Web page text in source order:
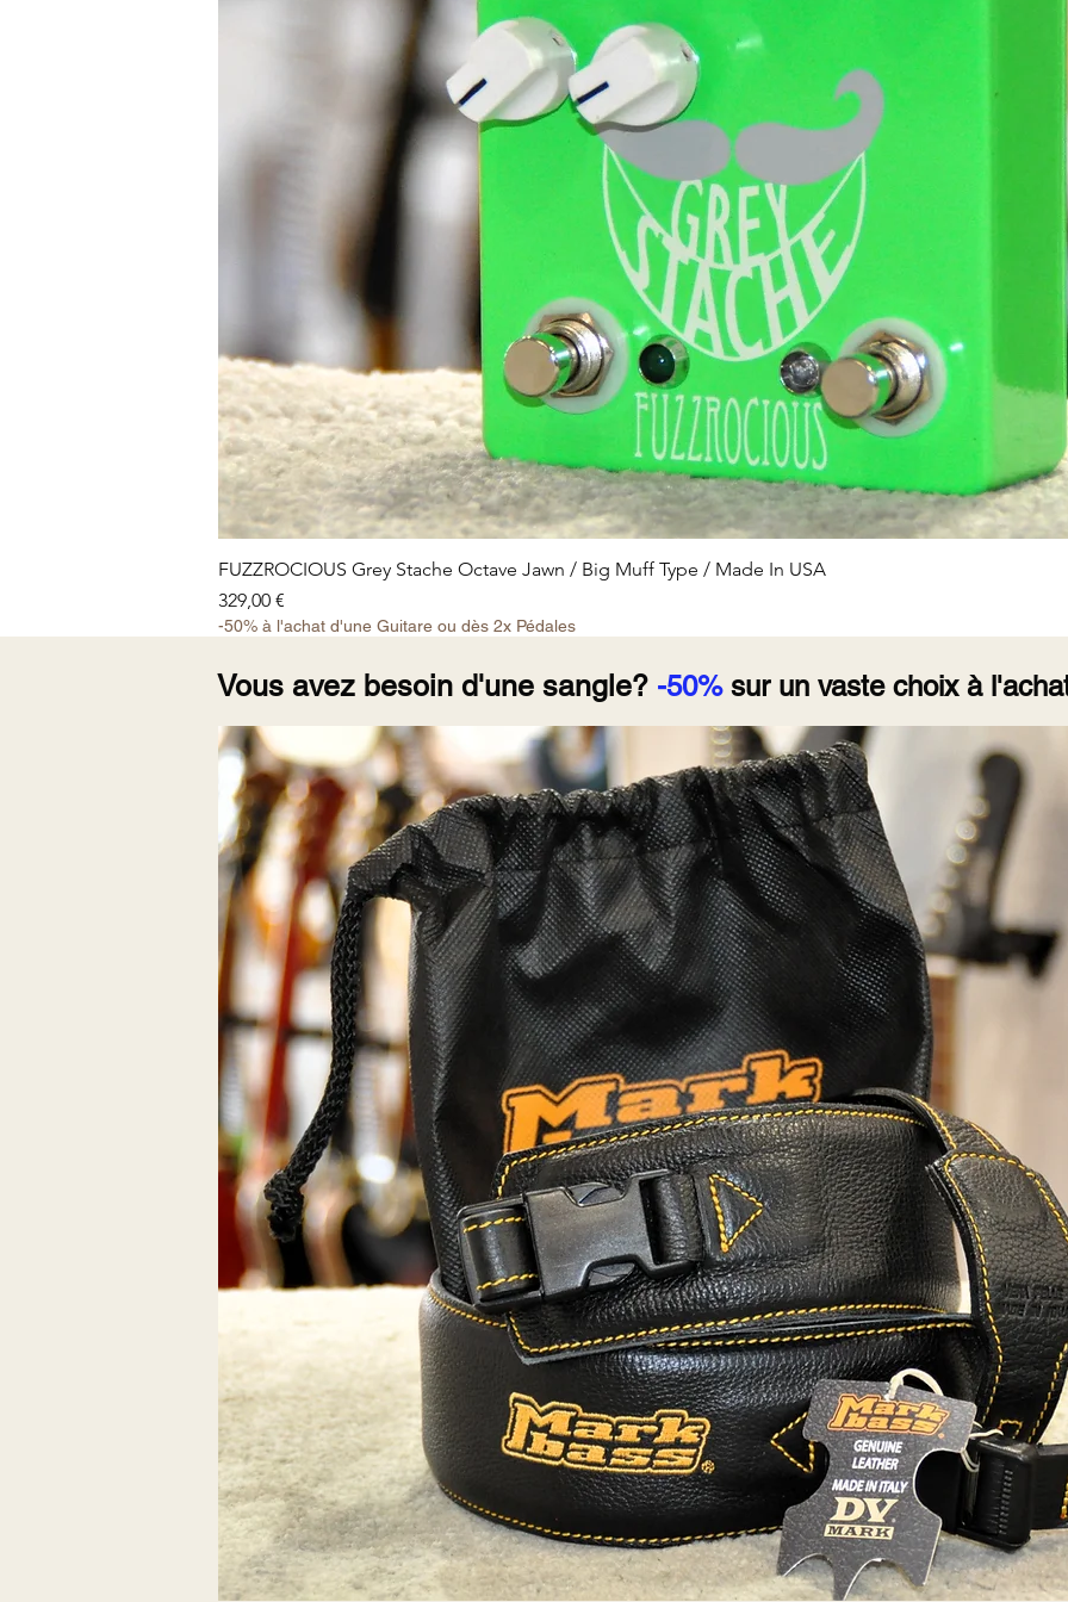
conditions les plus exigeantes . Et comme toujours avec la gamme Prestige, la
sensation globale est celle d’un instrument parfaitement ajusté, prêt à jouer au
plus haut niveau dès la sortie de l’étui.
Ce qui rend cette guitare vraiment spéciale, c’est cet équilibre rare entre
performance pure et identité visuelle forte. Beaucoup d’instruments haut de
gamme sont irréprochables techniquement, mais peu dégagent une telle
personnalité. Ici, la finition n’est pas un simple bonus esthétique : elle participe
pleinement à l’expérience, elle donne envie de jouer, de la regarder, de la
En résumé, la RGD3121-PRF n’est pas seulement une excellente guitare
moderne — c’est une pièce inspirante, presque artistique, qui combine la
rigueur japonaise à une esthétique absolument fascinante.
Aperçu rapide
FUZZROCIOUS Grey Stache Octave Jawn / Big Muff Type / Made In USA
Prix
329,00 €
-50% à l'achat d'une Guitare ou dès 2x Pédales
Vous avez besoin d'une sangle? -50%sur un vaste choix à